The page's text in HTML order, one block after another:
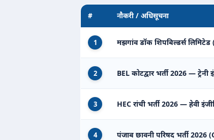
# नौकरी / अधिसूचना
1 मझगांव डॉक शिपबिल्डर्स लिमिटेड
2 BEL कोटद्वार भर्ती 2026 —
3 HEC रांची भर्ती 2026 — हेवी
4 पंजाब छावनी परिषद भर्ती